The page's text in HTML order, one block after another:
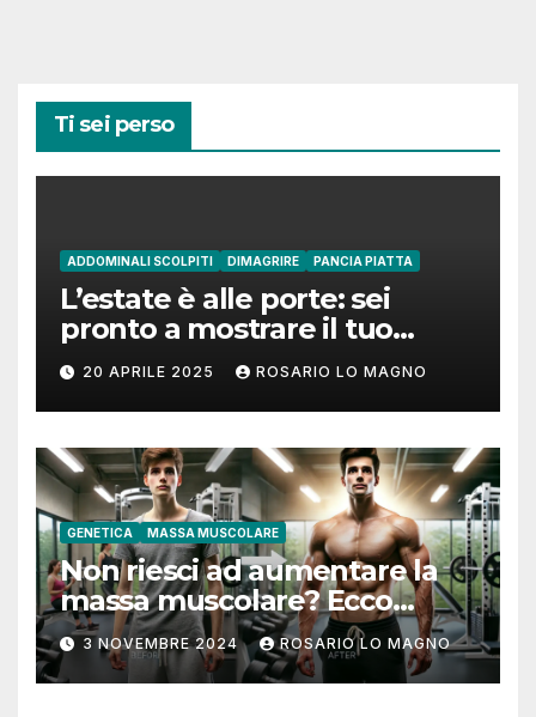
Ti sei perso
ADDOMINALI SCOLPITI DIMAGRIRE PANCIA PIATTA
L’estate è alle porte: sei
pronto a mostrare il tuo
addome piatto?
20 APRILE 2025 ROSARIO LO MAGNO
GENETICA MASSA MUSCOLARE
Non riesci ad aumentare la
massa muscolare? Ecco
come fare!
3 NOVEMBRE 2024 ROSARIO LO MAGNO